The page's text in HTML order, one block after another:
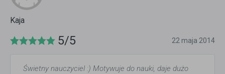
Kaja
5/5 22 maja 2014
Świetny nauczyciel :) Motywuje do nauki, daje dużo